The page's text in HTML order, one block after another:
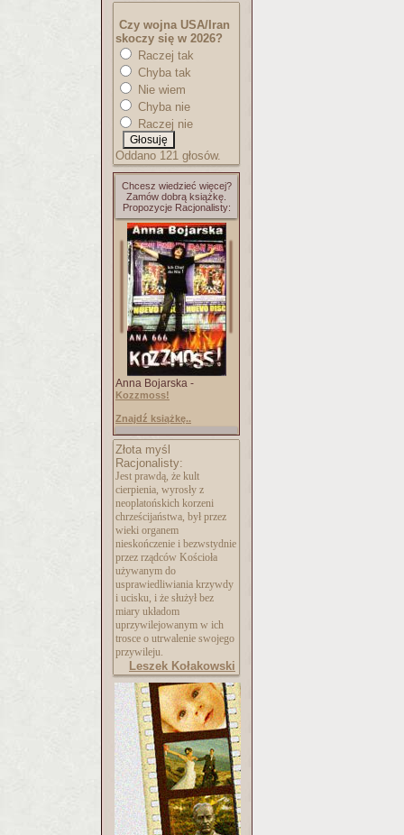
Czy wojna USA/Iran
skoczy się w 2026?
Raczej tak
Chyba tak
Nie wiem
Chyba nie
Raczej nie
Oddano 121 głosów.
Chcesz wiedzieć więcej?
Zamów dobrą książkę.
Propozycje Racjonalisty:
Anna Bojarska -
Kozzmoss!
Znajdź książkę..
Złota myśl
Racjonalisty:
Jest prawdą, że kult
cierpienia, wyrosły z
neoplatońskich korzeni
chrześcijaństwa, był przez
wieki organem
nieskończenie i bezwstydnie
przez rządców Kościoła
używanym do
usprawiedliwiania krzywdy
i ucisku, i że służył bez
miary układom
uprzywilejowanym w ich
trosce o utrwalenie swojego
przywileju.
Leszek Kołakowski